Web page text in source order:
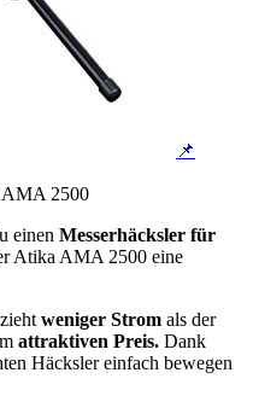
📌
AMA 2500
einen Messerhäcksler für
Atika AMA 2500 eine
zieht weniger Strom als der
attraktiven Preis. Dank
Häcksler einfach bewegen